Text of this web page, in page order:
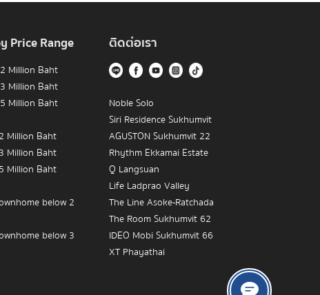
Price Range
Million Baht
Million Baht
Million Baht
Million Baht
Million Baht
Million Baht
below 2
below 3
ติดต่อเรา
Noble Solo
Siri Residence Sukhumvit
AGUSTON Sukhumvit 22
Rhythm Ekkamai Estate
Q Langsuan
Life Ladprao Valley
The Line Asoke-Ratchada
The Room Sukhumvit 62
IDEO Mobi Sukhumvit 66
XT Phayathai